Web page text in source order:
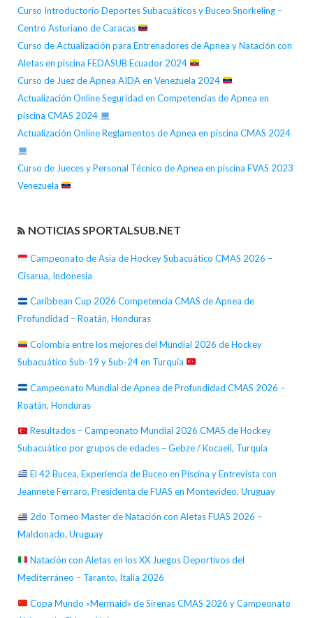
Curso Introductorio Deportes Subacuáticos y Buceo Snorkeling –
Centro Asturiano de Caracas
Curso de Actualización para Entrenadores de Apnea y Natación con
Aletas en piscina FEDASUB Ecuador 2024
Curso de Juez de Apnea AIDA en Venezuela 2024
Actualización Online Seguridad en Competencias de Apnea en
piscina CMAS 2024
Actualización Online Reglamentos de Apnea en piscina CMAS 2024
Curso de Jueces y Personal Técnico de Apnea en piscina FVAS 2023
Venezuela
NOTICIAS SPORTALSUB.NET
Campeonato de Asia de Hockey Subacuático CMAS 2026 –
Cisarua, Indonesia
Caribbean Cup 2026 Competencia CMAS de Apnea de
Profundidad – Roatán, Honduras
Colombia entre los mejores del Mundial 2026 de Hockey
Subacuático Sub-19 y Sub-24 en Turquía
Campeonato Mundial de Apnea de Profundidad CMAS 2026 –
Roatán, Honduras
Resultados – Campeonato Mundial 2026 CMAS de Hockey
Subacuático por grupos de edades – Gebze / Kocaeli, Turquía
El 42 Bucea, Experiencia de Buceo en Piscina y Entrevista con
Jeannete Ferraro, Presidenta de FUAS en Montevideo, Uruguay
2do Torneo Master de Natación con Aletas FUAS 2026 –
Maldonado, Uruguay
Natación con Aletas en los XX Juegos Deportivos del
Mediterráneo – Taranto, Italia 2026
Copa Mundo «Mermaid» de Sirenas CMAS 2026 y Campeonato